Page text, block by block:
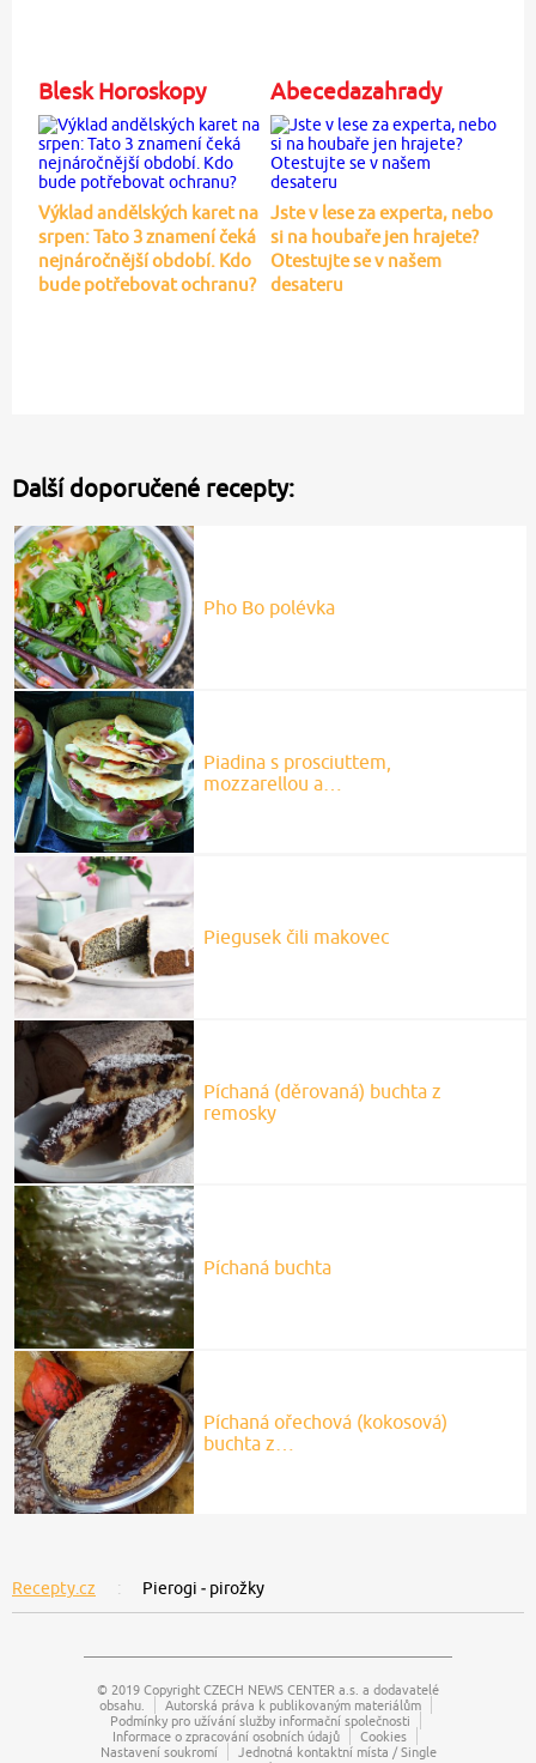
Blesk Horoskopy
Výklad andělských karet na
srpen: Tato 3 znamení čeká
nejnáročnější období. Kdo
bude potřebovat ochranu?
Abecedazahrady
Jste v lese za experta, nebo
si na houbaře jen hrajete?
Otestujte se v našem
desateru
Další doporučené recepty:
Pho Bo polévka
Piadina s prosciuttem,
mozzarellou a…
Piegusek čili makovec
Píchaná (děrovaná) buchta z
remosky
Píchaná buchta
Píchaná ořechová (kokosová)
buchta z…
Recepty.cz Pierogi ‒ pirožky
© 2019 Copyright CZECH NEWS CENTER a.s. a dodavatelé
obsahu.
Autorská práva k publikovaným materiálům
Podmínky pro užívání služby informační společnosti
Informace o zpracování osobních údajů
Cookies
Nastavení soukromí
Jednotná kontaktní místa / Single